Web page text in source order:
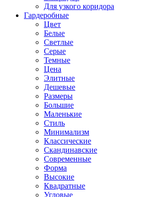
Для узкого коридора
Гардеробные
Цвет
Белые
Светлые
Серые
Темные
Цена
Элитные
Дешевые
Размеры
Большие
Маленькие
Стиль
Минимализм
Классические
Скандинавские
Современные
Форма
Высокие
Квадратные
Угловые